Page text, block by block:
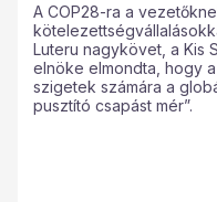
A COP28-ra a
Luteru nagykövet, a Kis
elnöke elmondta, hogy
szigetek számára a
pusztító csapást mér”.